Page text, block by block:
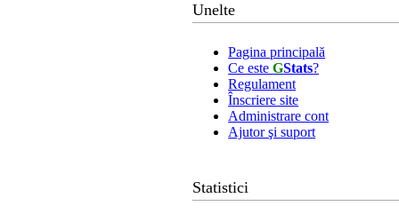
Unelte
Pagina principală
Ce esteGStats?
Regulament
Înscriere site
Administrare cont
Ajutor şi suport
Statistici